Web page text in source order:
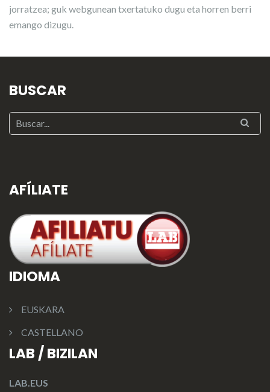
jorratzea; guk webgunean txertatuko dugu eta horren berri
emango dizugu.
BUSCAR
AFÍLIATE
IDIOMA
EUSKARA
CASTELLANO
LAB / BIZILAN
LAB.EUS